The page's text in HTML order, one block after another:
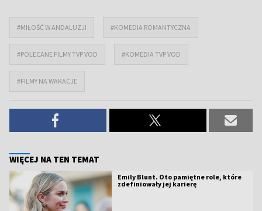
#MIŁOŚĆ W ANDALUZJI #KOMEDIA ROMANTYCZNA
#POLECANE FILMY TVP VOD #KOMEDIA TVP VOD
#FILMY NA WAKACJE
WIĘCEJ NA TEN TEMAT
Emily Blunt. Oto pamiętne role, które
zdefiniowały jej karierę